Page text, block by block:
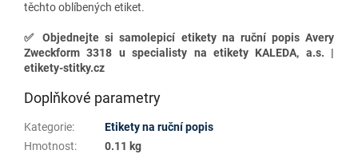
těchto oblíbených etiket.
✅Objednejte si samolepicí etikety na ruční popis Avery
Zweckform 3318 u specialisty na etikety KALEDA, a.s. |
etikety-stitky.cz
Doplňkové parametry
Kategorie:
Etikety na ruční popis
Hmotnost:
0.11 kg